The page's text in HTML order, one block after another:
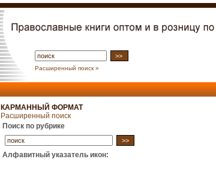
Расширенный поиск »
КАРМАННЫЙ ФОРМАТ
Расширенный поиск
Поиск по рубрике
Алфавитный указатель икон: